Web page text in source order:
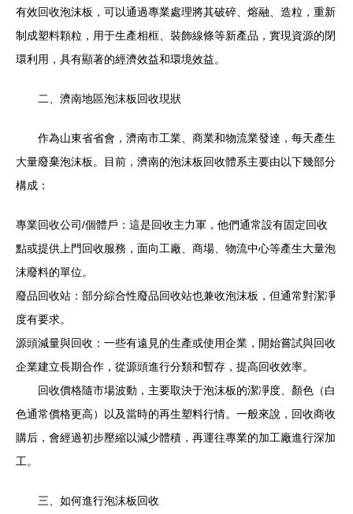
有效回收泡沫板，可以通過專業處理將其破碎、熔融、造粒，重新
制成塑料顆粒，用于生產相框、裝飾線條等新產品，實現資源的閉
環利用，具有顯著的經濟效益和環境效益。
二、濟南地區泡沫板回收現狀
作為山東省省會，濟南市工業、商業和物流業發達，每天產生
大量廢棄泡沫板。目前，濟南的泡沫板回收體系主要由以下幾部分
構成：
專業回收公司/個體戶：這是回收主力軍，他們通常設有固定回收
點或提供上門回收服務，面向工廠、商場、物流中心等產生大量泡
沫廢料的單位。
廢品回收站：部分綜合性廢品回收站也兼收泡沫板，但通常對潔凈
度有要求。
源頭減量與回收：一些有遠見的生產或使用企業，開始嘗試與回收
企業建立長期合作，從源頭進行分類和暫存，提高回收效率。
回收價格隨市場波動，主要取決于泡沫板的潔凈度、顏色（白
色通常價格更高）以及當時的再生塑料行情。一般來說，回收商收
購后，會經過初步壓縮以減少體積，再運往專業的加工廠進行深加
工。
三、如何進行泡沫板回收